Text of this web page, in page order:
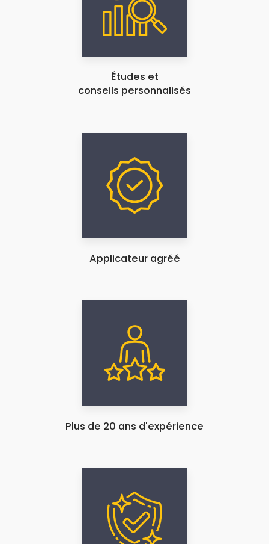
Études et
conseils personnalisés
Applicateur agréé
Plus de 20 ans d'expérience